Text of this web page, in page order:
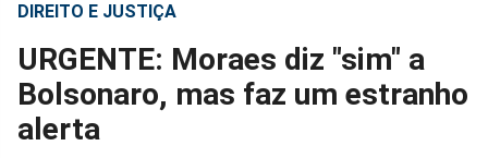
Compartilhar
no
Facebook
Compartilhar
no
Whatsapp
Compartilhar
no
no
no
no
DIREITO E JUSTIÇA
URGENTE: Moraes diz "sim" a
Bolsonaro, mas faz um estranho
alerta